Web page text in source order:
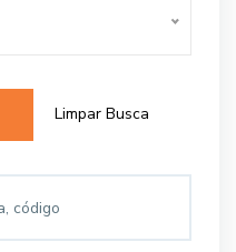
Limpar Busca